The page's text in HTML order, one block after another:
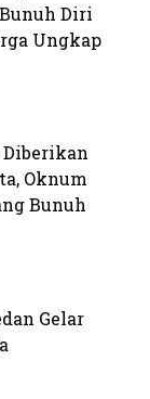
Diri
Ungkap
Diberikan
Oknum
Bunuh
Gelar